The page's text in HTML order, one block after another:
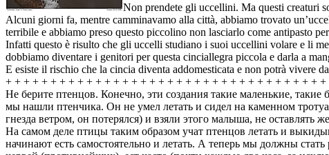
Non prendete gli uccellini. Ma questi creaturi
Alcuni giorni fa, mentre camminavamo alla città, abbiamo trovato
terribile e abbiamo preso questo piccolino non lasciarlo come antipasto
Infatti questo è risulto che gli uccelli studiano i suoi uccellini volare e li
dobbiamo diventare i genitori per questa cinciallegra piccola e darla a
E esiste il rischio che la cincia diventa addomesticata e non potrà vivere
+ + + + + + + + + + + + + + + + + + + + + + + + + + + + + + + + + + +
Не берите птенцов. Конечно, эти создания такие маленькие,
мы нашли птенчика. Он не умел летать и сидел на каменном
гнезда ветром, он потерялся) и взяли этого малыша, не оставлять
На самом деле птицы таким образом учат птенцов летать и
начинают есть самостоятельно и летать. А теперь мы должны